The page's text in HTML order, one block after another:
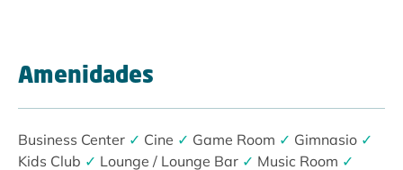
Amenidades
Business Center ✓ Cine ✓ Game Room ✓ Gimnasio ✓
Kids Club ✓ Lounge / Lounge Bar ✓ Music Room ✓